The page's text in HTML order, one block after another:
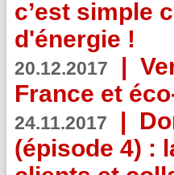
c’est simple
d'énergie !
20.12.2017 |
France et
24.11.2017 |
(épisode 4) :